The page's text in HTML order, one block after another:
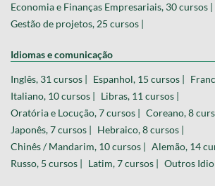
Economia e Finanças Empresariais, 30 cursos |
Gestão de projetos, 25 cursos |
Idiomas e comunicação
Inglês, 31 cursos | Espanhol, 15 cursos |
Italiano, 10 cursos | Libras, 11 cursos |
Oratória e Locução, 7 cursos | Coreano, 8
Japonês, 7 cursos | Hebraico, 8 cursos |
Chinês / Mandarim, 10 cursos | Alemão, 14
Russo, 5 cursos | Latim, 7 cursos | Outros